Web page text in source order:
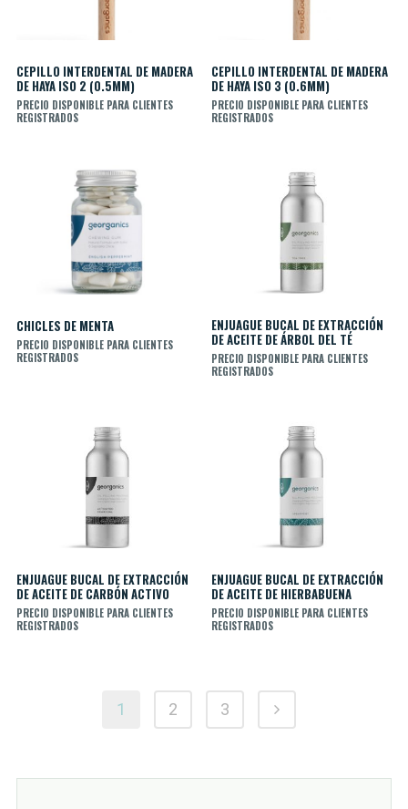
CEPILLO INTERDENTAL DE MADERA
DE HAYA ISO 2 (0.5MM)
PRECIO DISPONIBLE PARA CLIENTES
REGISTRADOS
CEPILLO INTERDENTAL DE MADERA
DE HAYA ISO 3 (0.6MM)
PRECIO DISPONIBLE PARA CLIENTES
REGISTRADOS
CHICLES DE MENTA
PRECIO DISPONIBLE PARA CLIENTES
REGISTRADOS
ENJUAGUE BUCAL DE EXTRACCIÓN
DE ACEITE DE ÁRBOL DEL TÉ
PRECIO DISPONIBLE PARA CLIENTES
REGISTRADOS
ENJUAGUE BUCAL DE EXTRACCIÓN
DE ACEITE DE CARBÓN ACTIVO
PRECIO DISPONIBLE PARA CLIENTES
REGISTRADOS
ENJUAGUE BUCAL DE EXTRACCIÓN
DE ACEITE DE HIERBABUENA
PRECIO DISPONIBLE PARA CLIENTES
REGISTRADOS
1 2 3